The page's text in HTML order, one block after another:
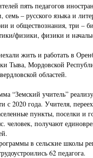
пять педагогов
семь – русского языка и
и обществознания, три –
физики, физики и
жить и работать в
Тыва, Мордовской
областей.
“Земский учитель”
с 2020 года. Учителя,
пункты, поселки и
человек, получают
в сельские школы
62 педагога.